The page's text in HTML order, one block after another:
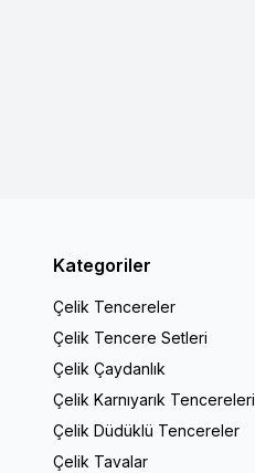
Kategoriler
Çelik Tencereler
Çelik Tencere Setleri
Çelik Çaydanlık
Çelik Karnıyarık Tencereleri
Çelik Düdüklü Tencereler
Çelik Tavalar